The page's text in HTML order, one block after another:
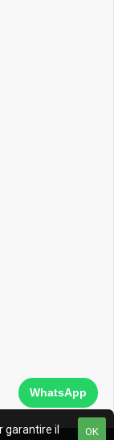
OK
garantire il
WhatsApp